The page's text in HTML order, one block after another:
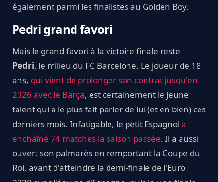
également parmi les finalistes au Golden Boy.
Pedri grand favori
Mais le grand favori à la victoire finale reste
Pedri, le milieu du FC Barcelone. Le joueur de 18
ans, qui vient de prolonger son contrat jusqu'en
2026 avec le Barça, est certainement le jeune
talent qui a le plus fait parler de lui (et en bien) ces
derniers mois. Infatigable, le petit Espagnol a
enchaîné 74 matches la saison passée. Il a aussi
ouvert son palmarès en remportant la Coupe du
Roi, avant d'atteindre la demi-finale de l'Euro